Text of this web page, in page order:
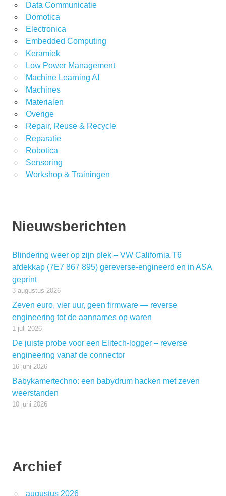
Data Communicatie
Domotica
Electronica
Embedded Computing
Keramiek
Low Power Management
Machine Learning AI
Machines
Materialen
Overige
Repair, Reuse & Recycle
Reparatie
Robotica
Sensoring
Workshop & Trainingen
Nieuwsberichten
Blindering weer op zijn plek – VW California T6
afdekkap (7E7 867 895) gereverse-engineerd en in ASA
geprint
3 augustus 2026
Zeven euro, vier uur, geen firmware — reverse
engineering tot de aannames op waren
1 juli 2026
De juiste probe voor een Elitech-logger – reverse
engineering vanaf de connector
16 juni 2026
Babykamertechno: een babydrum hacken met zeven
weerstanden
10 juni 2026
Archief
augustus 2026